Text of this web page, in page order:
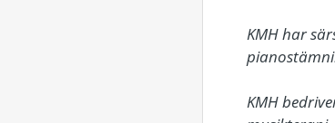
KMH har
KMH